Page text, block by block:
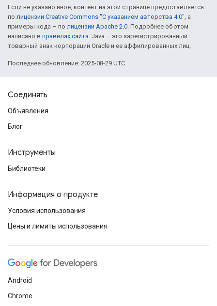
Если не указано иное, контент на этой странице предоставляется
по лицензии Creative Commons "С указанием авторства 4.0", а
примеры кода – по лицензии Apache 2.0. Подробнее об этом
написано в правилах сайта. Java – это зарегистрированный
товарный знак корпорации Oracle и ее аффилированных лиц.
Последнее обновление: 2025-08-29 UTC.
Соединять
Объявления
Блог
Инструменты
Библиотеки
Информация о продукте
Условия использования
Цены и лимиты использования
Android
Chrome